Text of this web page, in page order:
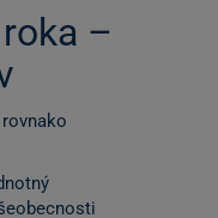
–